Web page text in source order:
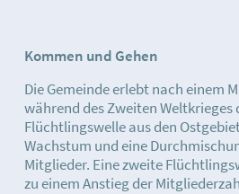
Kommen und Gehen
Die Gemeinde erlebt nach einem
während des Zweiten Weltkrieges
Flüchtlingswelle aus den
Wachstum und eine
Mitglieder. Eine zweite
zu einem Anstieg der